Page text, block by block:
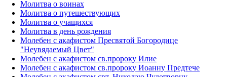
Молитва о воинах
Молитва о путешествующих
Молитва о учащихся
Молитва в день рождения
Молебен с акафистом Пресвятой Богородице
"Неувядаемый Цвет"
Молебен с акафистом св.пророку Илие
Молебен с акафистом св.пророку Иоанну Предтече